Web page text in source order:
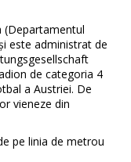
(Departamentul
este administrat de
de categoria 4
a Austriei. De
vieneze din
pe linia de metrou